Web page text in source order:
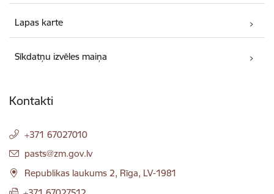
Lapas karte
Sīkdatņu izvēles maiņa
Kontakti
+371 67027010
E-pasts:
pasts@zm.gov.lv
Republikas laukums 2, Rīga, LV-1981